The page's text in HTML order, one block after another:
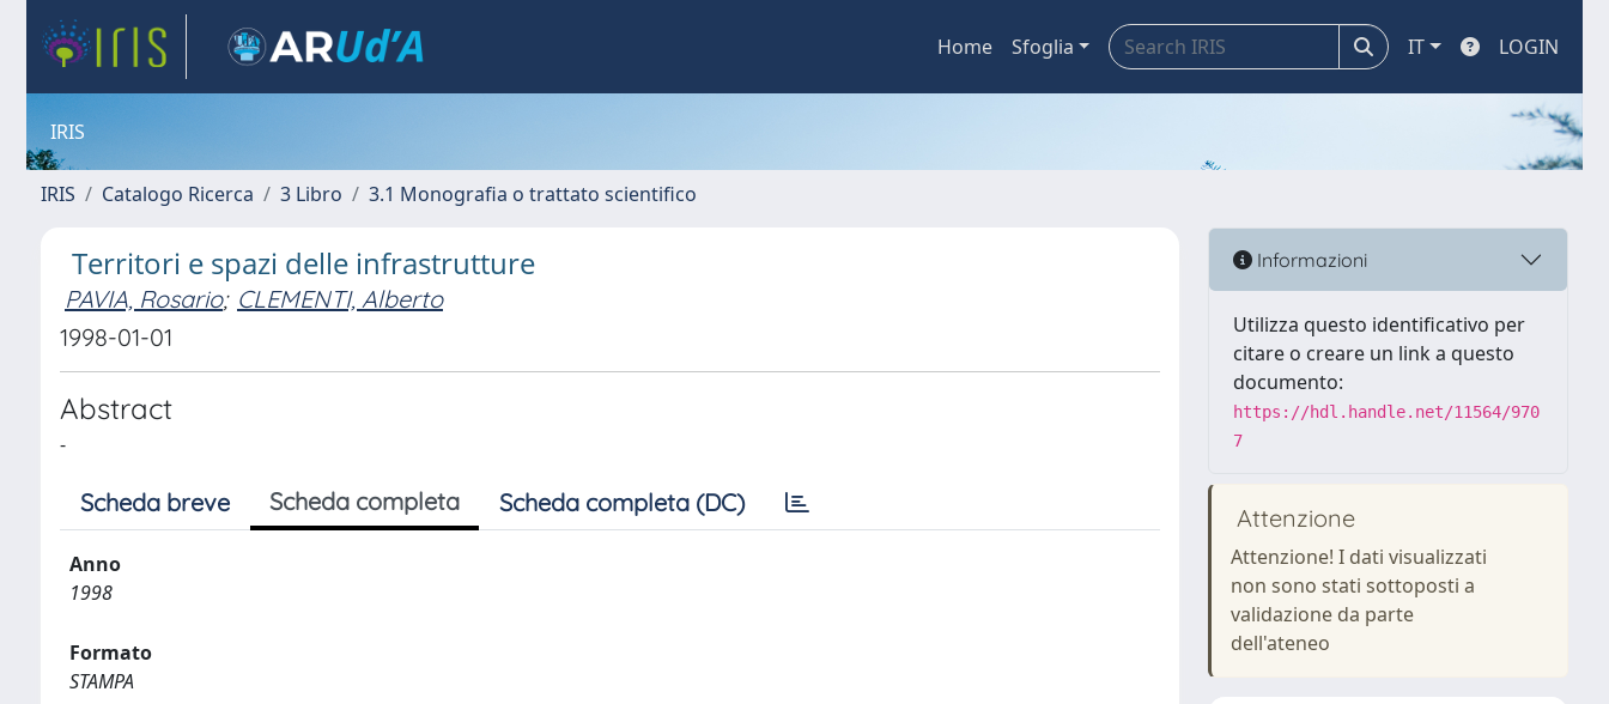
Home Sfoglia IT LOGIN
IRIS
IRIS Catalogo Ricerca 3 Libro 3.1 Monografia o trattato scientifico
Territori e spazi delle infrastrutture
PAVIA, Rosario; CLEMENTI, Alberto
1998-01-01
Abstract
-
Scheda breve Scheda completa Scheda completa (DC)
Anno
1998
Formato
STAMPA
Informazioni
Utilizza questo identificativo per
citare o creare un link a questo
documento:
https://hdl.handle.net/11564/970
7
Attenzione
Attenzione! I dati visualizzati
non sono stati sottoposti a
validazione da parte
dell'ateneo